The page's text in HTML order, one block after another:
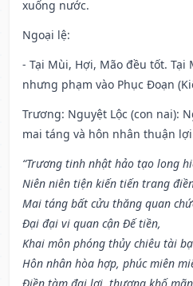
xuống nước.
Ngoại lệ:
- Tại Mùi, Hợi, Mão đều tốt.
nhưng phạm vào Phục Đoạn
Trương: Nguyệt Lộc (con nai):
mai táng và hôn nhân thuận
“Trương tinh nhật hảo tạo long
Niên niên tiện kiến tiến trang
Mai táng bất cửu thăng quan
Đại đại vi quan cận Đế tiền,
Khai môn phóng thủy chiêu tài
Hôn nhân hòa hợp, phúc miên